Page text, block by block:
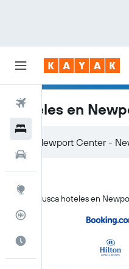
Vuelos
Hoteles en
KAYAK busca hoteles en